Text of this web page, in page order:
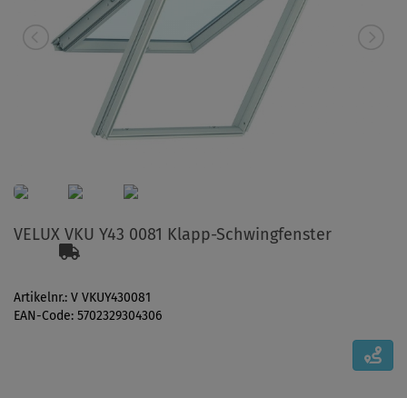
VELUX VKU Y43 0081 Klapp-Schwingfenster
Artikelnr.: V VKUY430081
EAN-Code: 5702329304306